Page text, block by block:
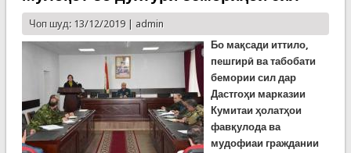
Чоп шуд: 13/12/2019 | admin
Бо мақсади иттило,
пешгирӣ ва табобати
бемории сил дар
Дастгоҳи марказии
Кумитаи ҳолатҳои
фавқулода ва
мудофиаи граждании